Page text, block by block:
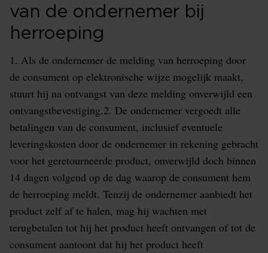
van de ondernemer bij
herroeping
1. Als de ondernemer de melding van herroeping door
de consument op elektronische wijze mogelijk maakt,
stuurt hij na ontvangst van deze melding onverwijld een
ontvangstbevestiging.2. De ondernemer vergoedt alle
betalingen van de consument, inclusief eventuele
leveringskosten door de ondernemer in rekening gebracht
voor het geretourneerde product, onverwijld doch binnen
14 dagen volgend op de dag waarop de consument hem
de herroeping meldt. Tenzij de ondernemer aanbiedt het
product zelf af te halen, mag hij wachten met
terugbetalen tot hij het product heeft ontvangen of tot de
consument aantoont dat hij het product heeft